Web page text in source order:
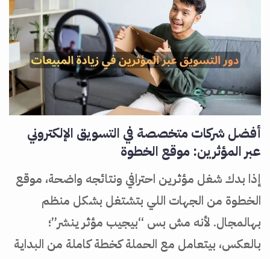
أفضل شركات متخصصة في التسويق الإلكتروني
عبر المؤثرين: موقع الخطوة
إذا بدك شغل مؤثرين احترافي ونتائجه واضحة، موقع
الخطوة من الجهات اللي بتشتغل بشكل منظم
بهالمجال. لأنه مش بس “بيجيب مؤثر ينشر”؛
بالعكس، بيتعامل مع الحملة كخطة كاملة من البداية